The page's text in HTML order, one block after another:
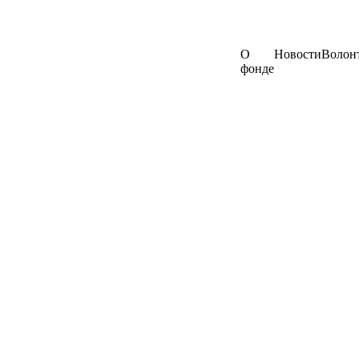
О
фонде
Новости